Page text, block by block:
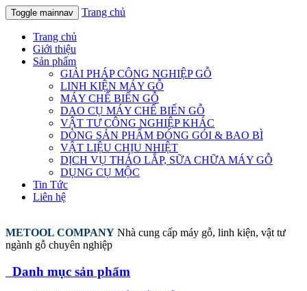
Toggle mainnav Trang chủ
Trang chủ
Giới thiệu
Sản phẩm
GIẢI PHÁP CÔNG NGHIỆP GỖ
LINH KIỆN MÁY GỖ
MÁY CHẾ BIẾN GỖ
DAO CỤ MÁY CHẾ BIẾN GỖ
VẬT TƯ CÔNG NGHIỆP KHÁC
DÒNG SẢN PHẨM ĐÓNG GÓI & BAO BÌ
VẬT LIỆU CHỊU NHIỆT
DỊCH VỤ THÁO LẮP, SỮA CHỮA MÁY GỖ
DỤNG CỤ MỘC
Tin Tức
Liên hệ
METOOL COMPANY Nhà cung cấp máy gỗ, linh kiện, vật tư
ngành gỗ chuyên nghiệp
Danh mục sản phẩm